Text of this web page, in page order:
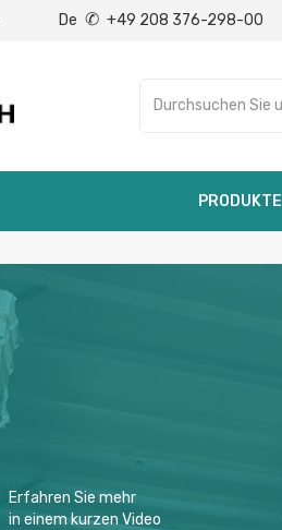
De ✆ +49 208 376-298-00
PRODUKTE
Erfahren Sie mehr
in einem kurzen Video